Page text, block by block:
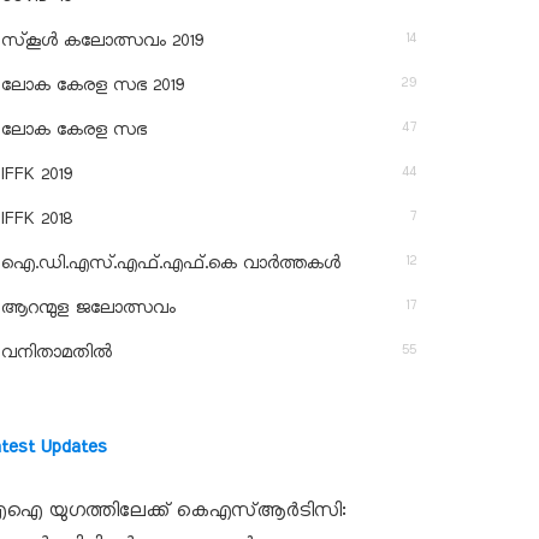
സ്‌കൂള്‍ കലോത്സവം 2019 14
ലോക കേരള സഭ 2019 29
ലോക കേരള സഭ 47
IFFK 2019 44
IFFK 2018 7
ഐ.ഡി.എസ്.എഫ്.എഫ്.കെ വാർത്തകൾ 12
ആറന്മുള ജലോത്സവം 17
വനിതാമതിൽ 55
Updates
യുഗത്തിലേക്ക് കെഎസ്ആർടിസി: